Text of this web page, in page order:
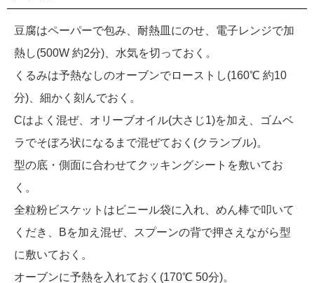
豆腐はペーパーで包み、耐熱皿にのせ、電子レンジで加
熱し(500W 約2分)、水気を切っておく。
くるみは予熱なしのオーブンでローストし(160℃ 約10
分)、細かく刻んでおく。
Cはよく混ぜ、オリーブオイル(大さじ1)を加え、ゴムベ
ラでそぼろ状になるまで混ぜておく(クランブル)。
型の底・側面に合わせてクッキングシートを敷いてお
く。
全粒粉ビスケットはビニール袋に入れ、めん棒で叩いて
くだき、Bを加え混ぜ、スプーンの背で押さえながら型
に敷いておく。
オーブンに予熱を入れておく(170℃ 50分)。